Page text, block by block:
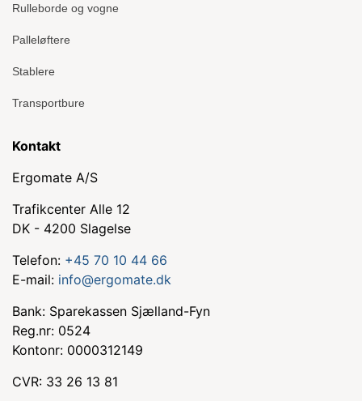
Rulleborde og vogne
Palleløftere
Stablere
Transportbure
Kontakt
Ergomate A/S
Trafikcenter Alle 12
DK - 4200 Slagelse
Telefon: +45 70 10 44 66
E-mail: info@ergomate.dk
Bank: Sparekassen Sjælland-Fyn
Reg.nr: 0524
Kontonr: 0000312149
CVR: 33 26 13 81